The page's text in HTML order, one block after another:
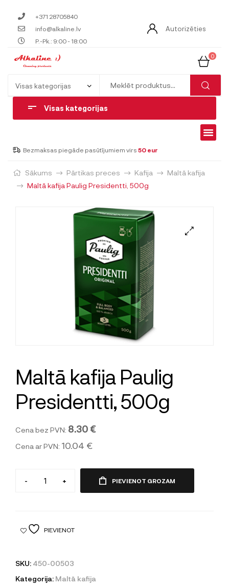
+371 28705840
info@alkaline.lv
P.-Pk.: 9:00 - 18:00
Autorizēties
0
Visas kategorijas
Bezmaksas piegāde pasūtījumiem virs 50 eur
Sākums Pārtikas preces Kafija
Maltā kafija
Maltā kafija Paulig Presidentti, 500g
Maltā kafija Paulig
Presidentti, 500g
Cena bez PVN: 8.30 €
Cena ar PVN: 10.04 €
- + PIEVIENOT GROZAM
PIEVIENOT
SKU: 450-00503
Kategorija: Maltā kafija